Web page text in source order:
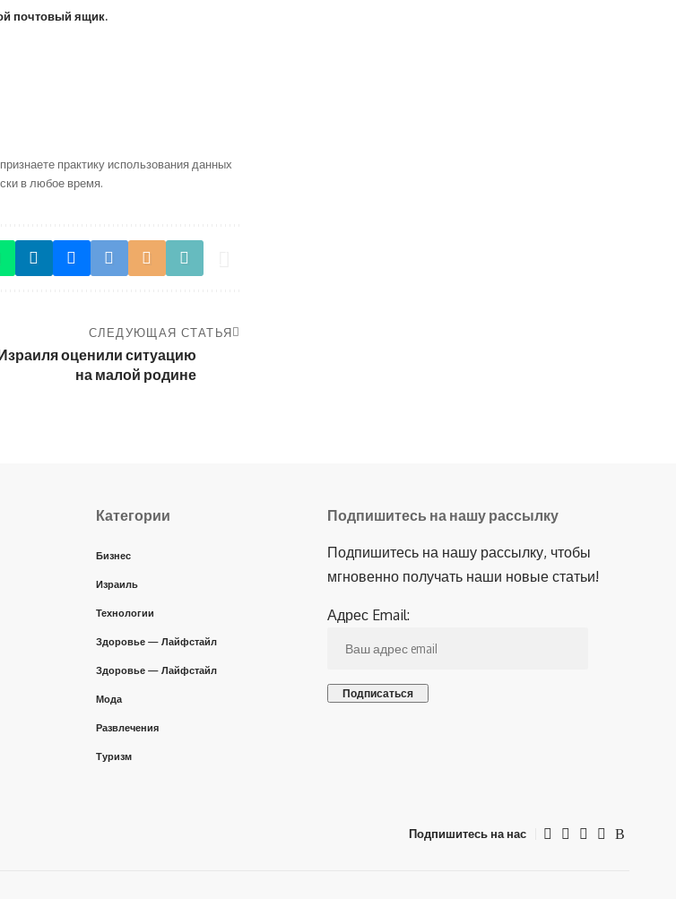
почтовый ящик.
практику использования данных
в любое время.
СЛЕДУЮЩАЯ СТАТЬЯ
оценили ситуацию
на малой родине
Категории
Бизнес
Израиль
Технологии
Здоровье — Лайфстайл
Здоровье — Лайфстайл
Мода
Развлечения
Туризм
Подпишитесь на нашу рассылку
Подпишитесь на нашу рассылку, чтобы
мгновенно получать наши новые статьи!
Адрес Email:
Подпишитесь на нас